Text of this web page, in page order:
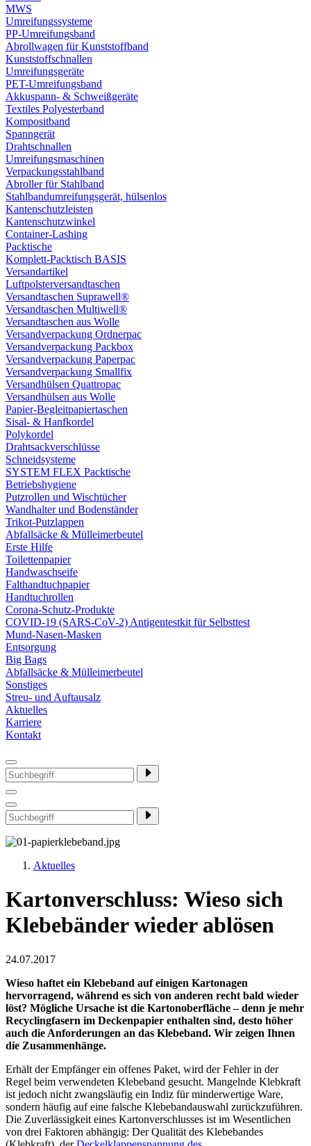
MWS
Umreifungssysteme
PP-Umreifungsband
Abrollwagen für Kunststoffband
Kunststoffschnallen
Umreifungsgeräte
PET-Umreifungsband
Akkuspann- & Schweißgeräte
Textiles Polyesterband
Kompositband
Spanngerät
Drahtschnallen
Umreifungsmaschinen
Verpackungsstahlband
Abroller für Stahlband
Stahlbandumreifungsgerät, hülsenlos
Kantenschutzleisten
Kantenschutzwinkel
Container-Lashing
Packtische
Komplett-Packtisch BASIS
Versandartikel
Luftpolsterversandtaschen
Versandtaschen Suprawell®
Versandtaschen Multiwell®
Versandtaschen aus Wolle
Versandverpackung Ordnerpac
Versandverpackung Packbox
Versandverpackung Paperpac
Versandverpackung Smallfix
Versandhülsen Quattropac
Versandhülsen aus Wolle
Papier-Begleitpapiertaschen
Sisal- & Hanfkordel
Polykordel
Drahtsackverschlüsse
Schneidsysteme
SYSTEM FLEX Packtische
Betriebshygiene
Putzrollen und Wischtücher
Wandhalter und Bodenständer
Trikot-Putzlappen
Abfallsäcke & Mülleimerbeutel
Erste Hilfe
Toilettenpapier
Handwaschseife
Falthandtuchpapier
Handtuchrollen
Corona-Schutz-Produkte
COVID-19 (SARS-CoV-2) Antigentestkit für Selbsttest
Mund-Nasen-Masken
Entsorgung
Big Bags
Abfallsäcke & Mülleimerbeutel
Sonstiges
Streu- und Auftausalz
Aktuelles
Karriere
Kontakt
Aktuelles
Kartonverschluss: Wieso sich
Klebebänder wieder ablösen
24.07.2017
Wieso haftet ein Klebeband auf einigen Kartonagen
hervorragend, während es sich von anderen recht bald wieder
löst? Mögliche Ursache ist die Kartonoberfläche – denn je mehr
Recyclingfasern im Deckenpapier enthalten sind, desto höher
auch die Anforderungen an das Klebeband. Wir zeigen Ihnen
die Zusammenhänge.
Erhält der Empfänger ein offenes Paket, wird der Fehler in der
Regel beim verwendeten Klebeband gesucht. Mangelnde Klebkraft
ist jedoch nicht zwangsläufig ein Indiz für minderwertige Ware,
sondern häufig auf eine falsche Klebebandauswahl zurückzuführen.
Die Zuverlässigkeit eines Kartonverschlusses ist im Wesentlichen
von drei Faktoren abhängig: Der Qualität des Klebebandes